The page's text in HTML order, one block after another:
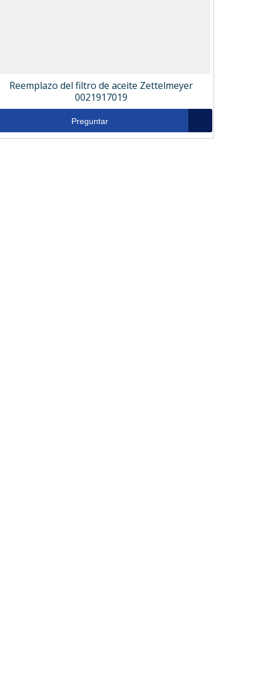
Reemplazo del filtro de aceite Zettelmeyer
0021917019
Preguntar